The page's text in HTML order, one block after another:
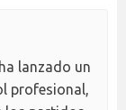
lanzado un
profesional,